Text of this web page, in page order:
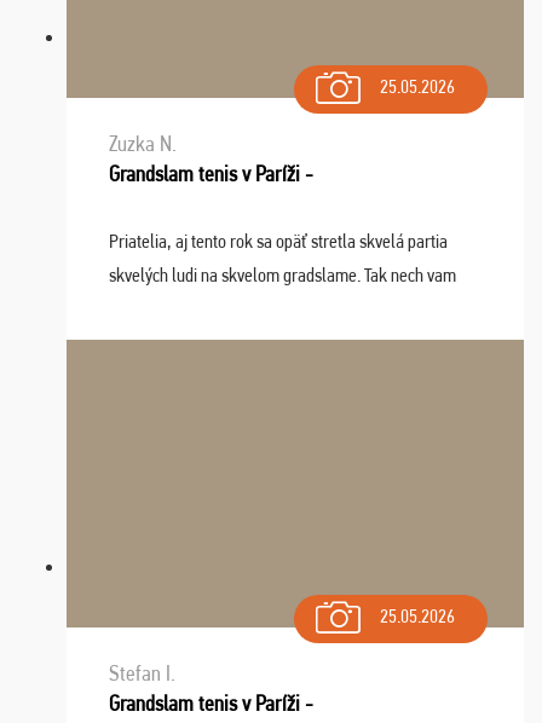
25.05.2026
Zuzka N.
Grandslam tenis v Paríži -
Priatelia, aj tento rok sa opäť stretla skvelá partia
skvelých ludi na skvelom gradslame. Tak nech vam
sa na budúci rok. Prajem vam este veľa ta ...
25.05.2026
Stefan I.
Grandslam tenis v Paríži -